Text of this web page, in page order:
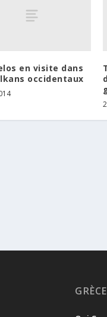
en visite dans
occidentaux